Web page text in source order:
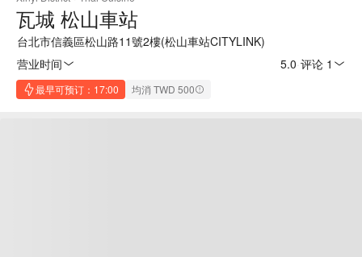
瓦城 松山車站
台北市信義區松山路11號2樓(松山車站CITYLINK)
营业时间
5.0 评论 1
最早可预订：17:00 均消 TWD 500